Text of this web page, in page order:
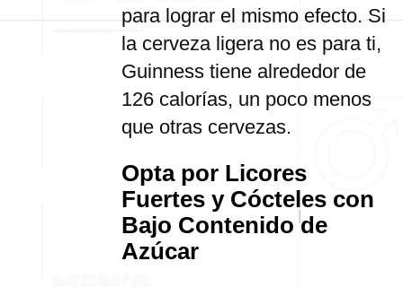
para lograr el mismo efecto. Si
la cerveza ligera no es para ti,
Guinness tiene alrededor de
126 calorías, un poco menos
que otras cervezas.
Opta por Licores
Fuertes y Cócteles con
Bajo Contenido de
Azúcar